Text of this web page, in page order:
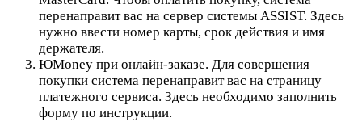
перенаправит вас на сервер системы ASSIST. Здесь
нужно ввести номер карты, срок действия и имя
держателя.
ЮMoney при онлайн-заказе. Для совершения
покупки система перенаправит вас на страницу
платежного сервиса. Здесь необходимо заполнить
форму по инструкции.